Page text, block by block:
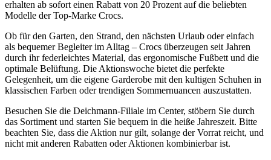
erhalten ab sofort einen Rabatt von 20 Prozent auf die beliebten
Modelle der Top-Marke Crocs.
Ob für den Garten, den Strand, den nächsten Urlaub oder einfach
als bequemer Begleiter im Alltag – Crocs überzeugen seit Jahren
durch ihr federleichtes Material, das ergonomische Fußbett und die
optimale Belüftung. Die Aktionswoche bietet die perfekte
Gelegenheit, um die eigene Garderobe mit den kultigen Schuhen in
klassischen Farben oder trendigen Sommernuancen auszustatten.
Besuchen Sie die Deichmann-Filiale im Center, stöbern Sie durch
das Sortiment und starten Sie bequem in die heiße Jahreszeit. Bitte
beachten Sie, dass die Aktion nur gilt, solange der Vorrat reicht, und
nicht mit anderen Rabatten oder Aktionen kombinierbar ist.